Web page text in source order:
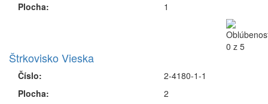
Plocha:
1
Štrkovisko Vieska
Číslo:
Plocha:
2-4180-1-1
2